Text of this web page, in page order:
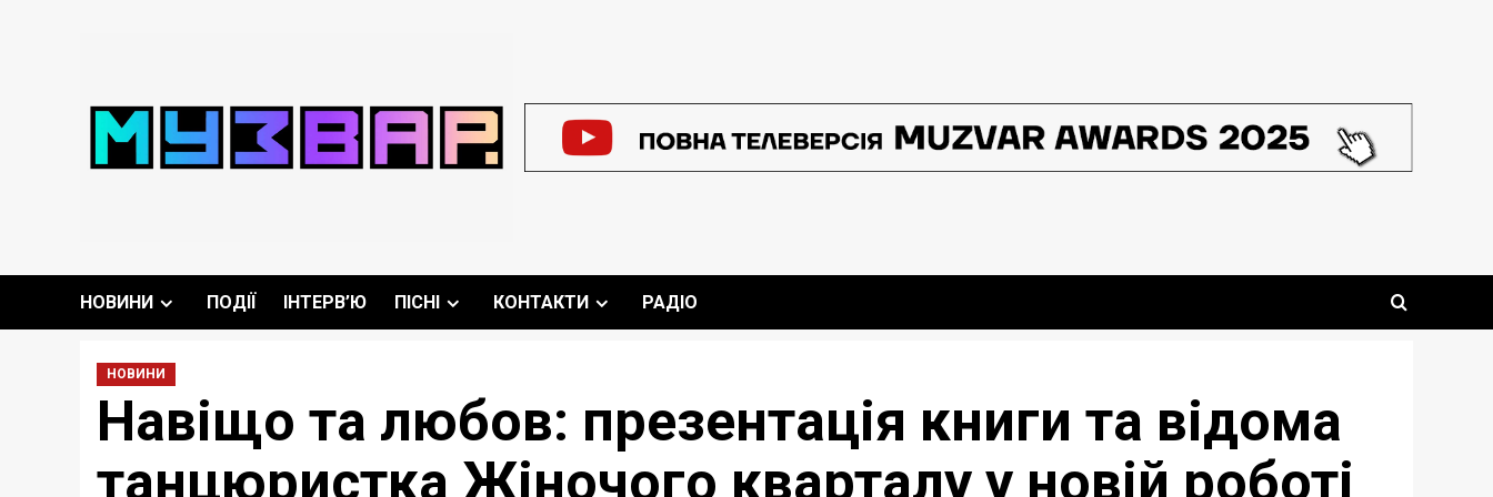
НОВИНИ ПОДІЇ ІНТЕРВ’Ю ПІСНІ КОНТАКТИ РАДІО
НОВИНИ
Навіщо та любов: презентація книги та відома
танцюристка Жіночого кварталу у новій роботі